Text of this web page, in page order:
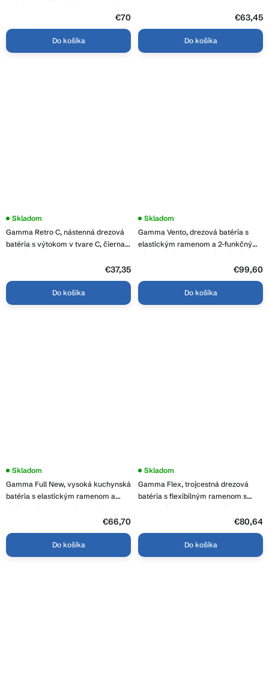
funkčnou spŕškou, čierna matná-
€70
Do košíka
€63,45
Do košíka
Gamma Retro C, nástenná drezová
batéria s výtokom v tvare C, čierna
matná, GMA-BROS-C-BK
Skladom
€37,35
Do košíka
Gamma Vento, drezová batéria s
elastickým ramenom a 2-funkčným
výtokom, čierna matná-ružové
Skladom
€99,60
Do košíka
Gamma Full New, vysoká kuchynská
batéria s elastickým ramenom a
spŕškou, čierna-zlatá matná, GMA-
Skladom
€66,70
Do košíka
Gamma Flex, trojcestná drezová
batéria s flexibilným ramenom s
pripojením na filter vody, čierna
matná-zlatá matná, GMA-BFXF-
BGD
Skladom
€80,64
Do košíka